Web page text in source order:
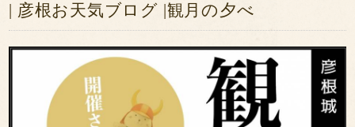
| 彦根お天気ブログ |観月の夕べ
ダ
ー
※2021/07/19の午後2時より予約システムが変更
となりました。それ以前にご予約のお客様で予約